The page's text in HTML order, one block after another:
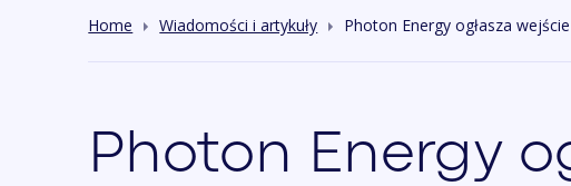
Home Wiadomości i artykuły Photon Energy ogłasza
Photon Energy